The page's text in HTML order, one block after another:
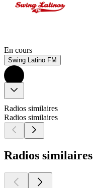
En cours
Swing Latino FM
Radios similaires
Radios similaires
Radios similaires